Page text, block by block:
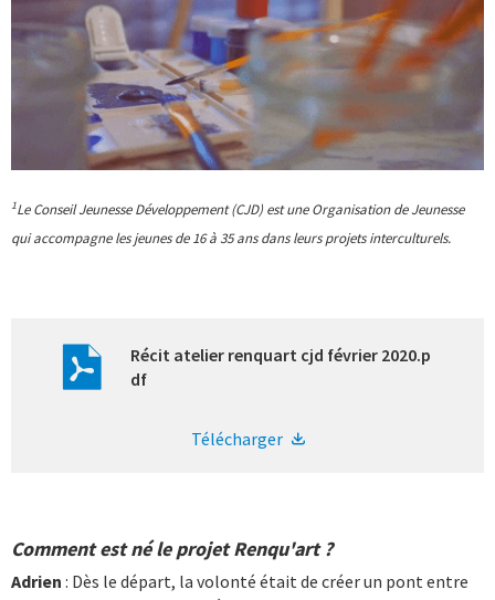
1Le Conseil Jeunesse Développement (CJD) est une Organisation de Jeunesse
qui accompagne les jeunes de 16 à 35 ans dans leurs projets interculturels.
Récit atelier renquart cjd février 2020.p
df
Télécharger
Comment est né le projet Renqu'art ?
Adrien : Dès le départ, la volonté était de créer un pont entre